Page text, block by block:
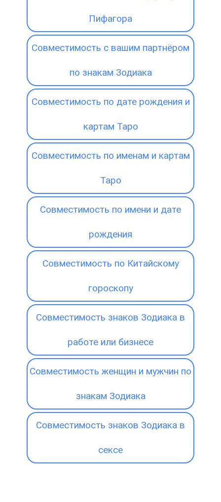
Пифагора
Совместимость с вашим партнёром
по знакам Зодиака
Совместимость по дате рождения и
картам Таро
Совместимость по именам и картам
Таро
Совместимость по имени и дате
рождения
Совместимость по Китайскому
гороскопу
Совместимость знаков Зодиака в
работе или бизнесе
Совместимость женщин и мужчин по
знакам Зодиака
Совместимость знаков Зодиака в
сексе